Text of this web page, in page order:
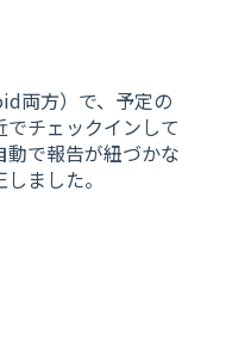
両方）で、予定の
チェックインして
で報告が紐づかな
ました。